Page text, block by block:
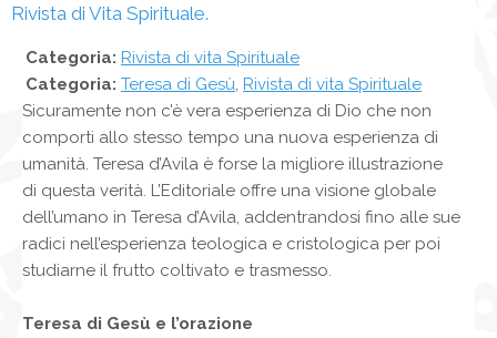
Rivista di Vita Spirituale.
Categoria: Rivista di vita Spirituale
Categoria: Teresa di Gesù Rivista di vita Spirituale
Sicuramente non c’è vera esperienza di Dio che non
comporti allo stesso tempo una nuova esperienza di
umanità. Teresa d’Avila è forse la migliore illustrazione
di questa verità. L’Editoriale offre una visione globale
dell’umano in Teresa d’Avila, addentrandosi fino alle sue
radici nell’esperienza teologica e cristologica per poi
studiarne il frutto coltivato e trasmesso.
Teresa di Gesù e l’orazione